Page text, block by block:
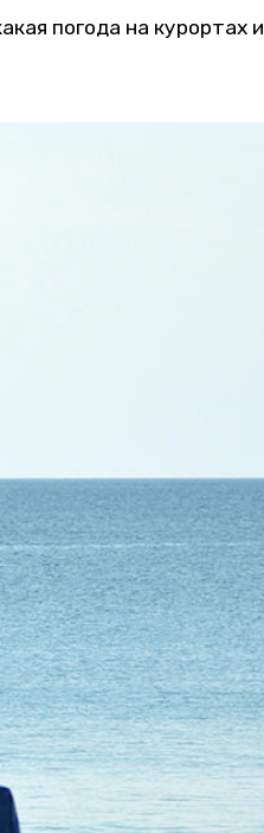
погода на курортах и